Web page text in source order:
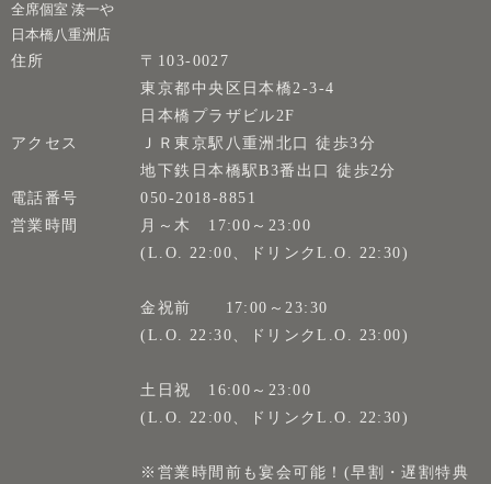
全席個室 湊一や
日本橋八重洲店
住所
〒103-0027
東京都中央区日本橋2-3-4
日本橋プラザビル2F
アクセス
ＪＲ東京駅八重洲北口 徒歩3分
地下鉄日本橋駅B3番出口 徒歩2分
電話番号
050-2018-8851
営業時間
月～木 17:00～23:00
(L.O. 22:00、ドリンクL.O. 22:30)
金祝前 17:00～23:30
(L.O. 22:30、ドリンクL.O. 23:00)
土日祝 16:00～23:00
(L.O. 22:00、ドリンクL.O. 22:30)
※営業時間前も宴会可能！(早割・遅割特典